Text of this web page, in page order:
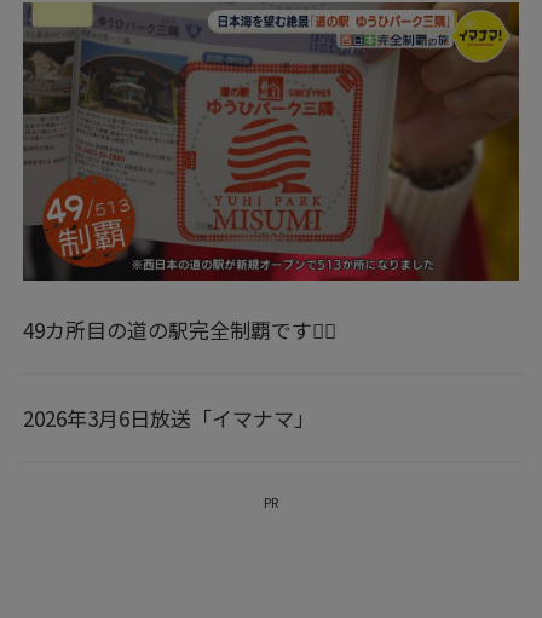
49カ所目の道の駅完全制覇です👍🏻
2026年3月6日放送「イマナマ」
PR